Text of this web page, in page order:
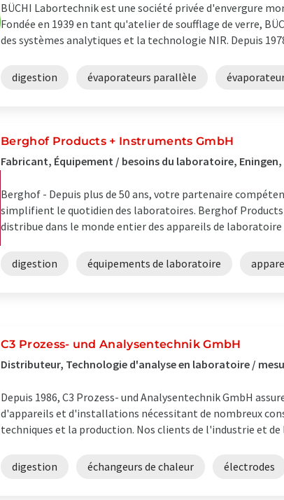
BÜCHI Labortechnik est une société privée d'envergure
Fondée en 1939 en tant qu'atelier de soufflage de verre,
des systèmes analytiques et la technologie NIR. Depuis
digestion évaporateurs parallèle
Berghof Products + Instruments GmbH
Fabricant, Équipement / besoins du laboratoire, Eningen,
Berghof - Depuis plus de 50 ans, votre partenaire
simplifient le quotidien des laboratoires. Berghof
distribue dans le monde entier des appareils de laboratoire
digestion équipements de laboratoire
C3 Prozess- und Analysentechnik GmbH
Distributeur, Technologie d'analyse en laboratoire /
Depuis 1986, C3 Prozess- und Analysentechnik GmbH
d'appareils et d'installations nécessitant de nombreux
techniques et la production. Nos clients de l'industrie et de
digestion échangeurs de chaleur électrodes